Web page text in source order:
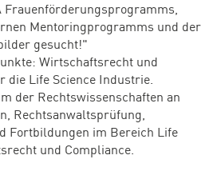
Frauenförderungsprogramms,
Mentoringprogramms und der
gesucht!"
Wirtschaftsrecht und
die Life Science Industrie.
der Rechtswissenschaften an
Rechtsanwaltsprüfung,
Fortbildungen im Bereich Life
und Compliance.